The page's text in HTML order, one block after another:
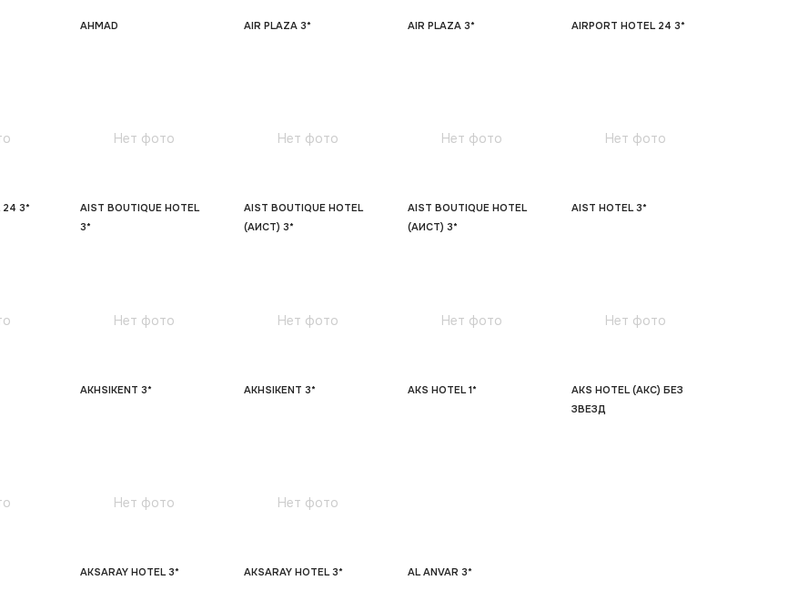
AHMAD AIR PLAZA 3* AIR PLAZA 3* AIRPORT HOTEL 24 3*
24 3*
Нет фото
AIST BOUTIQUE HOTEL
3*
Нет фото
AIST BOUTIQUE HOTEL
(АИСТ) 3*
Нет фото
AIST BOUTIQUE HOTEL
(АИСТ) 3*
Нет фото
AIST HOTEL 3*
Нет фото
AKHSIKENT 3*
Нет фото
AKHSIKENT 3*
Нет фото
AKS HOTEL 1*
Нет фото
AKS HOTEL (АКС) БЕЗ
ЗВЕЗД
Нет фото
AKSARAY HOTEL 3*
Нет фото
AKSARAY HOTEL 3* AL ANVAR 3*